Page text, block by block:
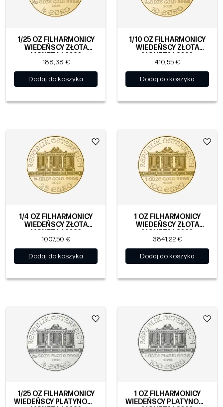
1/25 OZ FILHARMONICY
WIEDEŃSCY ZŁOTA
MONETA | 2026
188,38 €
Dodaj do koszyka
1/10 OZ FILHARMONICY
WIEDEŃSCY ZŁOTA
MONETA | 2026
410,55 €
Dodaj do koszyka
1/4 OZ FILHARMONICY
WIEDEŃSCY ZŁOTA
MONETA | 2026
1007,50 €
Dodaj do koszyka
1 OZ FILHARMONICY
WIEDEŃSCY ZŁOTA
MONETA | 2026
3841,22 €
Dodaj do koszyka
1/25 OZ FILHARMONICY
WIEDEŃSCY PLATYNOWA
1 OZ FILHARMONICY
WIEDEŃSCY PLATYNOWA